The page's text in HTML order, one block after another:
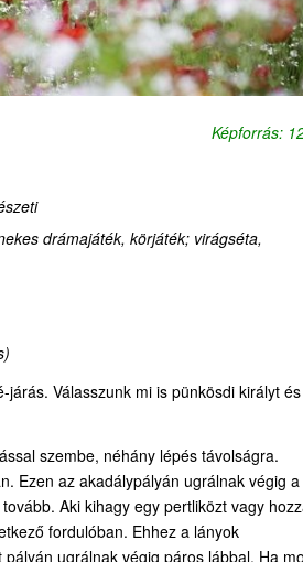
Képforrás:
drámajáték, körjáték; virágséta,
Válasszunk mi is pünkösdi királyt és
szembe, néhány lépés távolságra.
Ezen az akadálypályán ugrálnak végig
Aki kihagy egy pertliközt vagy
fordulóban. Ehhez a lányok
ugrálnak végig páros lábbal. Ha